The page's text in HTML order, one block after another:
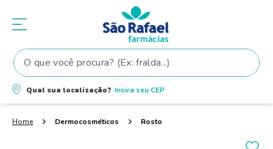
O que você procura? (Ex: fralda...)
Qual sua localização? Insira seu CEP
Dermocosméticos Rosto
Termos mais buscados
1º fralda
shampoo